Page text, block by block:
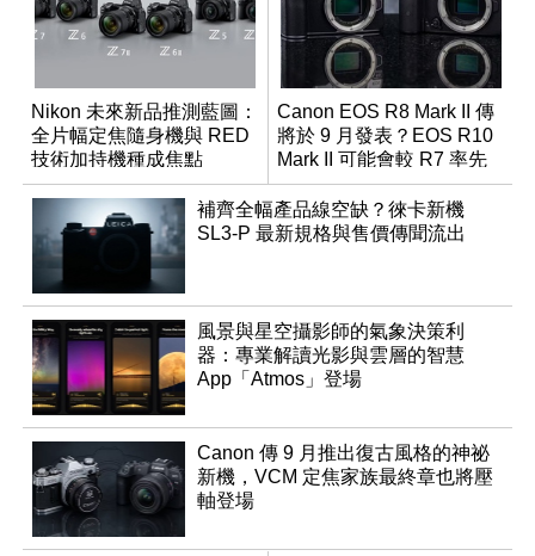
Nikon 未來新品推測藍圖：
全片幅定焦隨身機與 RED
技術加持機種成焦點
Canon EOS R8 Mark II 傳
將於 9 月發表？EOS R10
Mark II 可能會較 R7 率先
推出
補齊全幅產品線空缺？徠卡新機
SL3-P 最新規格與售價傳聞流出
風景與星空攝影師的氣象決策利
器：專業解讀光影與雲層的智慧
App「Atmos」登場
Canon 傳 9 月推出復古風格的神祕
新機，VCM 定焦家族最終章也將壓
軸登場